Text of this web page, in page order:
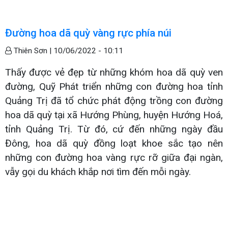
Đường hoa dã quỳ vàng rực phía núi
Thiên Sơn | 10/06/2022 - 10:11
Thấy được vẻ đẹp từ những khóm hoa dã quỳ ven
đường, Quỹ Phát triển những con đường hoa tỉnh
Quảng Trị đã tổ chức phát động trồng con đường
hoa dã quỳ tại xã Hướng Phùng, huyện Hướng Hoá,
tỉnh Quảng Trị. Từ đó, cứ đến những ngày đầu
Đông, hoa dã quỳ đồng loạt khoe sắc tạo nên
những con đường hoa vàng rực rỡ giữa đại ngàn,
vẫy gọi du khách khắp nơi tìm đến mỗi ngày.